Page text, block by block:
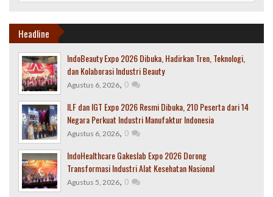
Headline
IndoBeauty Expo 2026 Dibuka, Hadirkan Tren, Teknologi,
dan Kolaborasi Industri Beauty
Agustus 6, 2026, 0
ILF dan IGT Expo 2026 Resmi Dibuka, 210 Peserta dari 14
Negara Perkuat Industri Manufaktur Indonesia
Agustus 6, 2026, 0
IndoHealthcare Gakeslab Expo 2026 Dorong
Transformasi Industri Alat Kesehatan Nasional
Agustus 5, 2026, 0